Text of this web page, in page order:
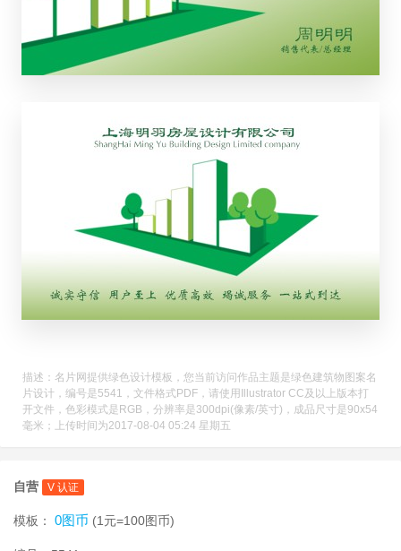
描述：名片网提供绿色设计模板，您当前访问作品主题是绿色建筑物图案名
片设计，编号是5541，文件格式PDF，请使用Illustrator CC及以上版本打
开文件，色彩模式是RGB，分辨率是300dpi(像素/英寸)，成品尺寸是90x54
毫米；上传时间为2017-08-04 05:24 星期五
自营 V 认证
模板： 0图币 (1元=100图币)